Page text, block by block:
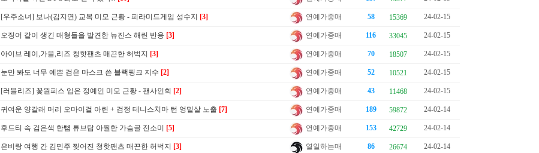
[우주소녀] 보나(김지연) 교복 미모 근황 - 피라미드게임 성수지 [3] 연예가중매 58 15369 24-02-15
오징어 같이 생긴 매형들을 발견한 뉴진스 해린 반응 [3] 연예가중매 116 33045 24-02-15
아이브 레이,가을,리즈 청핫팬츠 매끈한 허벅지 [3] 연예가중매 70 18507 24-02-15
눈만 봐도 너무 예쁜 검은 마스크 쓴 블랙핑크 지수 [2] 연예가중매 52 10521 24-02-15
[러블리즈] 꽃원피스 입은 정예인 미모 근황 - 팬사인회 [2] 연예가중매 43 11468 24-02-15
귀여운 양갈래 머리 오마이걸 아린 + 검정 테니스치마 턴 엉밑살 노출 [7] 연예가중매 189 59872 24-02-14
후드티 속 검은색 한뼘 튜브탑 아찔한 가슴골 전소미 [5] 연예가중매 153 42729 24-02-14
은비랑 여행 간 김민주 찢어진 청핫팬츠 매끈한 허벅지 [3] 열일하는매 86 26674 24-02-14